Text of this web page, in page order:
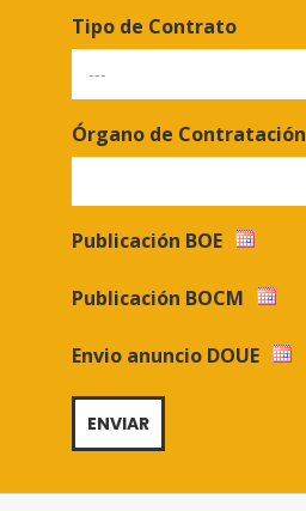
Tipo de Contrato
Órgano de Contratación
Publicación BOE
Publicación BOCM
Envio anuncio DOUE